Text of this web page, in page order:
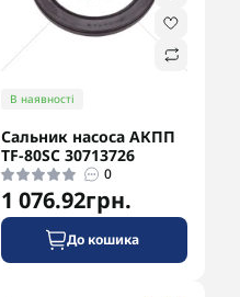
В наявності
Сальник насоса АКПП
TF-80SC 30713726
0
1 076.92грн.
До кошика